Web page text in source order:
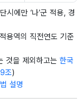
에만 ‘나’군 적용, 경
용역의 직전연도 기준
것을 제외하고는 한국
조)
설명